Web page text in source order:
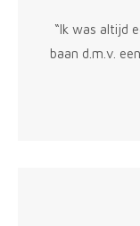
“Ik was altijd
baan d.m.v.